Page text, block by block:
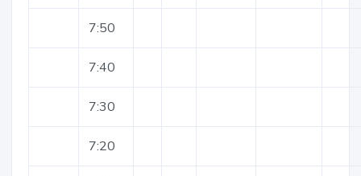
7:50
7:40
7:30
7:20